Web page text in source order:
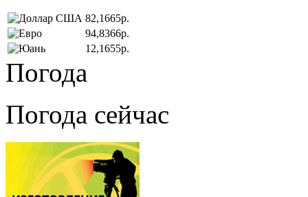
82,1665р.
94,8366р.
12,1655р.
Погода
Погода сейчас